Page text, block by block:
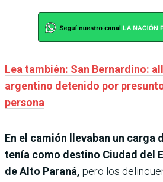
Lea también: San Bernardino:
argentino detenido por
persona
En el camión llevaban un carga
tenía como destino Ciudad del
de Alto Paraná, pero los